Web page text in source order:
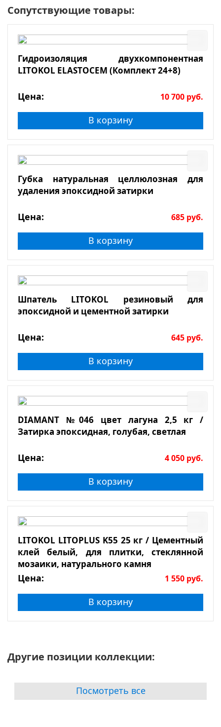
Сопутствующие товары:
Гидроизоляция двухкомпонентная
LITOKOL ELASTOCEM (Комплект 24+8)
Цена: 10 700 руб.
В корзину
Губка натуральная целлюлозная для
удаления эпоксидной затирки
Цена: 685 руб.
В корзину
Шпатель LITOKOL резиновый для
эпоксидной и цементной затирки
Цена: 645 руб.
В корзину
DIAMANT №046 цвет лагуна 2,5 кг /
Затирка эпоксидная, голубая, светлая
Цена: 4 050 руб.
В корзину
LITOKOL LITOPLUS K55 25 кг / Цементный
клей белый, для плитки, стеклянной
мозаики, натурального камня
Цена: 1 550 руб.
В корзину
Другие позиции коллекции:
Посмотреть все